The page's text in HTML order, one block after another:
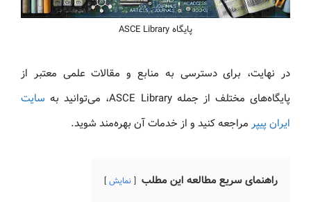
پایگاه ASCE Library
در نهایت، برای دسترسی به منابع و مقالات علمی معتبر از
پایگاه‌های مختلف از جمله ASCE Library، می‌توانید به
سایت
ایران پیپر مراجعه کنید و از خدمات آن بهره‌مند شوید.
راهنمای سریع مطالعه این مطلب نمایش